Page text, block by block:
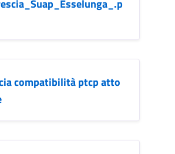
compatibilità ptcp atto